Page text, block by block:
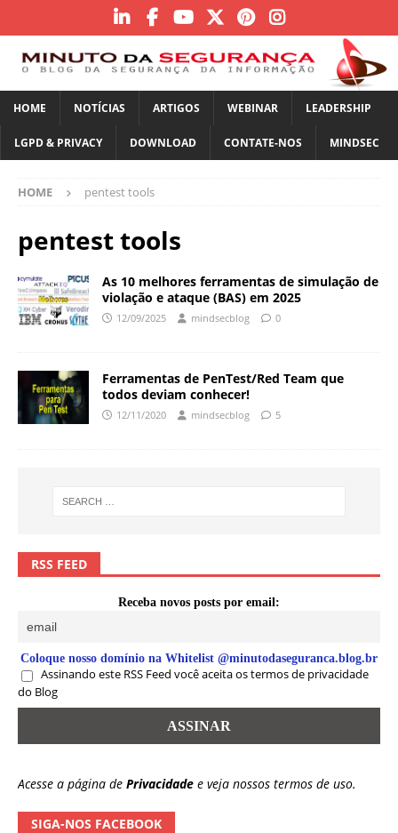
HOME NOTÍCIAS ARTIGOS WEBINAR LEADERSHIP
LGPD & PRIVACY DOWNLOAD CONTATE-NOS MINDSEC
HOME pentest tools
pentest tools
As 10 melhores ferramentas de simulação de
violação e ataque (BAS) em 2025
12/09/2025 mindsecblog 0
Ferramentas de PenTest/Red Team que
todos deviam conhecer!
12/11/2020 mindsecblog 5
RSS FEED
Receba novos posts por email:
Coloque nosso domínio na Whitelist @minutodaseguranca.blog.br
Assinando este RSS Feed você aceita os termos de privacidade
do Blog
Acesse a página de Privacidade e veja nossos termos de uso.
SIGA-NOS FACEBOOK